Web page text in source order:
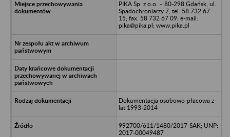
PIKA Sp. z o.o. – 80-298 Gdańsk, ul.
Spadochroniarzy 7, tel. 58 732 67
15; fax. 58 732 67 09; e-mail:
pika@pika.pl; www.pika.pl
Dokumentacja osobowo-płacowa z
lat 1993-2014
992700/611/1480/2017-SAK; UNP:
2017-00049487